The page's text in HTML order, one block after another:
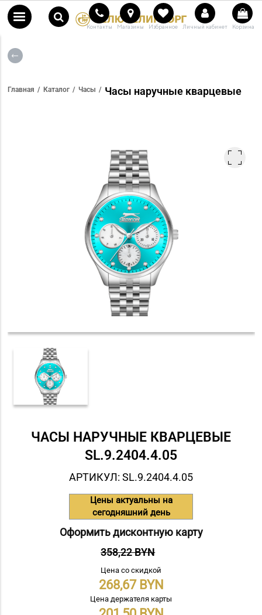
Контакты Магазины Избранное Личный кабинет Корзина
Главная Каталог Часы Часы наручные кварцевые
ЧАСЫ НАРУЧНЫЕ КВАРЦЕВЫЕ
SL.9.2404.4.05
АРТИКУЛ: SL.9.2404.4.05
Цены актуальны на
сегодняшний день
Оформить дисконтную карту
358,22 BYN
Цена со скидкой
268,67
Цена держателя карты